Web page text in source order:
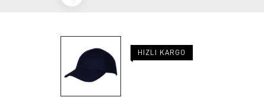
HIZLI KARGO